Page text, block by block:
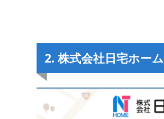
2.株式会社日宅ホーム